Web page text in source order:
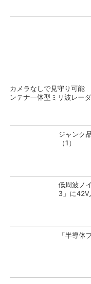
カメラなしで見守り可能
ンテナ一体型ミリ波レー
ジャンク
（1）
低周波ノ
3」に42V
「半導体